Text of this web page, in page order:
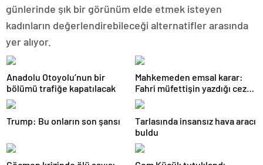
günlerinde şık bir görünüm elde etmek isteyen
kadınların değerlendirebileceği alternatifler arasında
yer alıyor.
Anadolu Otoyolu’nun bir
bölümü trafiğe kapatılacak
Mahkemeden emsal karar:
Fahri müfettişin yazdığı ceza
iptal edildi
Trump: Bu onların son şansı
Tarlasında insansız hava aracı
buldu